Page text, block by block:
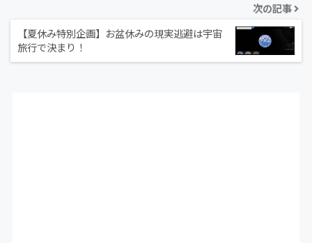
次の記事
【夏休み特別企画】お盆休みの現実逃避は宇宙
旅行で決まり！